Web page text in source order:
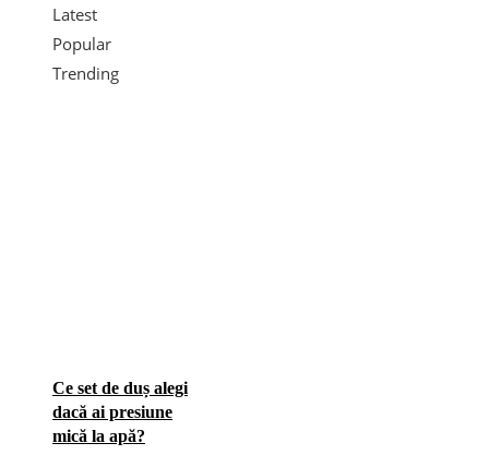
Latest
Popular
Trending
Ce set de duș alegi
dacă ai presiune
mică la apă?